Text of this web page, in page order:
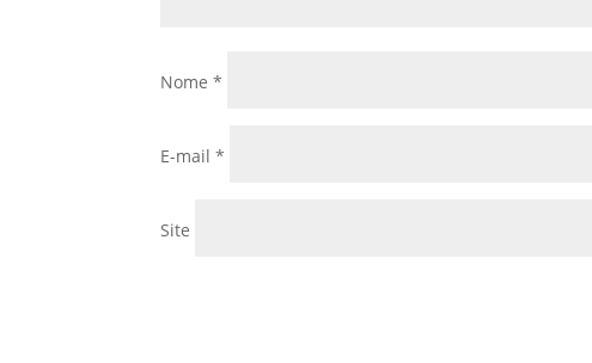
Nome*
E-mail*
Site